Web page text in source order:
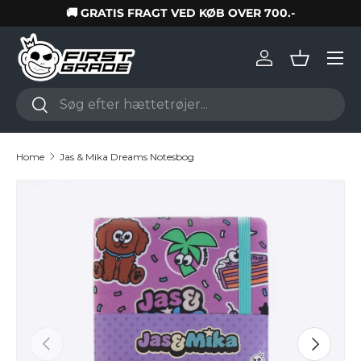
Skip to content
🚚 GRATIS FRAGT VED KØB OVER 700.-
Search
Search
Log inBasket
Home Jas & Mika Dreams Notesbog
Previous Next